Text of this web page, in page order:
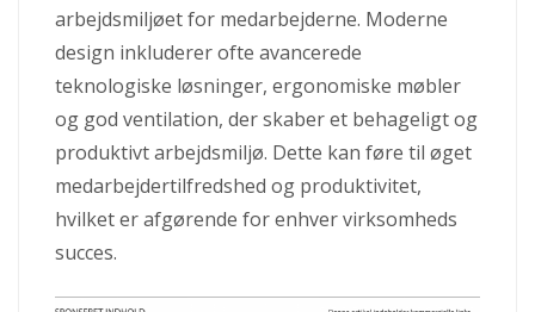
arbejdsmiljøet for medarbejderne. Moderne
design inkluderer ofte avancerede
teknologiske løsninger, ergonomiske møbler
og god ventilation, der skaber et behageligt og
produktivt arbejdsmiljø. Dette kan føre til øget
medarbejdertilfredshed og produktivitet,
hvilket er afgørende for enhver virksomheds
succes.